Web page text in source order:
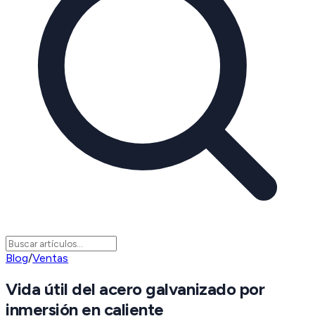
Blog/Ventas
Vida útil del acero galvanizado por
inmersión en caliente